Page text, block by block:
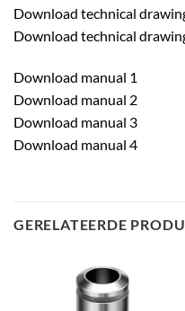
Download technical
Download technical
Download manual 1
Download manual 2
Download manual 3
Download manual 4
GERELATEERDE